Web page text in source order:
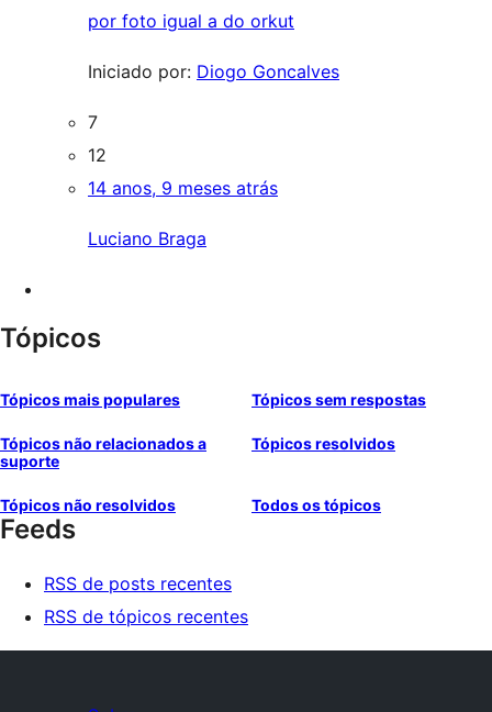
por foto igual a do orkut
Iniciado por: Diogo Goncalves
7
12
14 anos, 9 meses atrás
Luciano Braga
Tópicos
Tópicos mais populares Tópicos sem respostas
Tópicos não relacionados a
suporte
Tópicos resolvidos
Tópicos não resolvidos Todos os tópicos
Feeds
RSS de posts recentes
RSS de tópicos recentes